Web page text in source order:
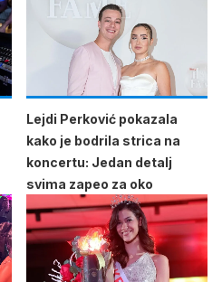
Lejdi Perković pokazala
kako je bodrila strica na
koncertu: Jedan detalj
svima zapeo za oko